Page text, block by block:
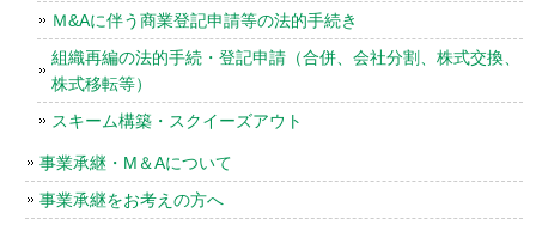
Ｍ&Aに伴う商業登記申請等の法的手続き
組織再編の法的手続・登記申請（合併、会社分割、株式交換、
株式移転等）
スキーム構築・スクイーズアウト
事業承継・M＆Aについて
事業承継をお考えの方へ